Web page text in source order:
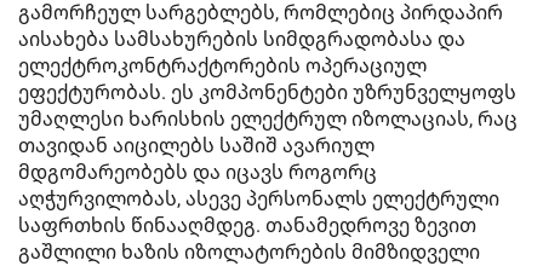
გამორჩეულ სარგებლებს, რომლებიც პირდაპირ
აისახება სამსახურების სიმდგრადობასა და
ელექტროკონტრაქტორების ოპერაციულ
ეფექტურობას. ეს კომპონენტები უზრუნველყოფს
უმაღლესი ხარისხის ელექტრულ იზოლაციას, რაც
თავიდან აიცილებს საშიშ ავარიულ
მდგომარეობებს და იცავს როგორც
აღჭურვილობას, ასევე პერსონალს ელექტრული
საფრთხის წინააღმდეგ. თანამედროვე ზევით
გაშლილი ხაზის იზოლატორების მიმზიდველი